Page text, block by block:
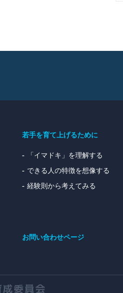
若手を育て上げるために
「イマドキ」を理解する
できる人の特徴を想像する
経験則から考えてみる
お問い合わせページ